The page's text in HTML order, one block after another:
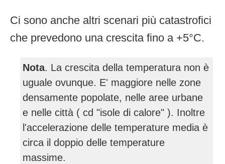
Ci sono anche altri scenari più catastrofici
che prevedono una crescita fino a +5°C.
Nota. La crescita della temperatura non è
uguale ovunque. E' maggiore nelle zone
densamente popolate, nelle aree urbane
e nelle città ( cd "isole di calore" ). Inoltre
l'accelerazione delle temperature media è
circa il doppio delle temperature
massime.